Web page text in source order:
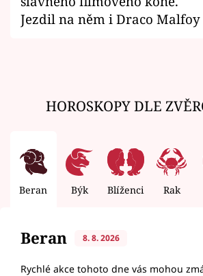
Jezdil na něm i Draco Malfoy
HOROSKOPY DLE
Beran Býk Blíženci Rak
Beran 8. 8. 2026
Rychlé akce tohoto dne vás mohou